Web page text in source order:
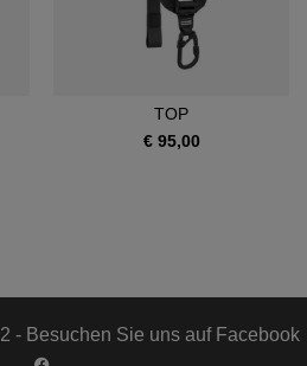
TOP
€ 95,00
- Besuchen Sie uns auf Facebook